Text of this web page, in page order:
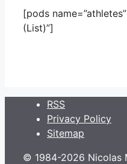
[pods
(List)”]
RSS
Privacy Policy
Sitemap
© 1984-2026 Nicolas